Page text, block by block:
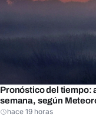
Pronóstico del tiempo:
semana, según
hace 19 horas